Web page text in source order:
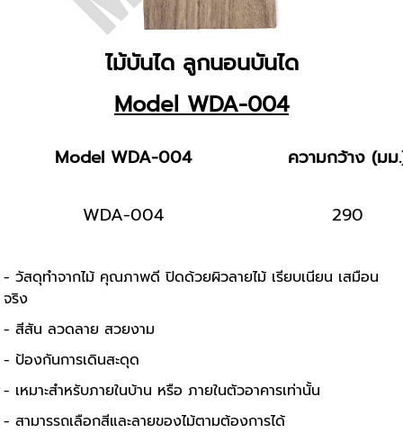
ไม้บันได ลูกนอนบันได
Model WDA-004
Model WDA-004 ความกว้าง (มม
WDA-004 290
- วัสดุทำจากไม้ คุณภาพดี ปิดด้วยผิวลายไม้ เรียบเนียน เสมือน
จริง
- สีสัน ลวดลาย สวยงาม
- ป้องกันการเดินสะดุด
- เหมาะสำหรับภายในบ้าน หรือ ภายในตัวอาคารเท่านั้น
- สามารรถเลือกสีและลายของไม้ตามต้องการได้